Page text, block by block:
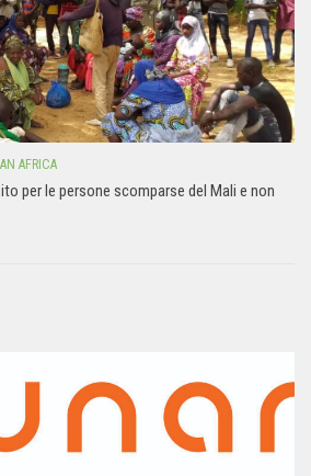
AFRICA
per le persone scomparse del Mali e non